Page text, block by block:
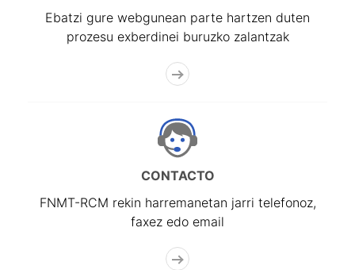
Ebatzi gure webgunean parte hartzen duten
prozesu exberdinei buruzko zalantzak
CONTACTO
FNMT-RCM rekin harremanetan jarri telefonoz,
faxez edo email